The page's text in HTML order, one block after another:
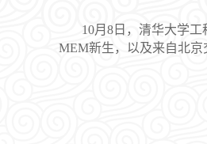
10月8日，清华大学
MEM新生，以及来自北